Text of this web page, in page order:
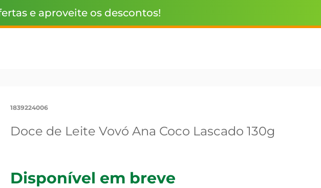
e aproveite os descontos!
1839224006
Doce de Leite Vovó Ana Coco Lascado 130g
Disponível em breve